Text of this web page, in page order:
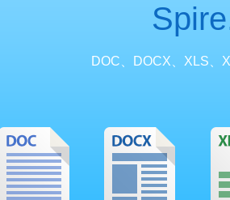
DOC、DOCX、XLS、